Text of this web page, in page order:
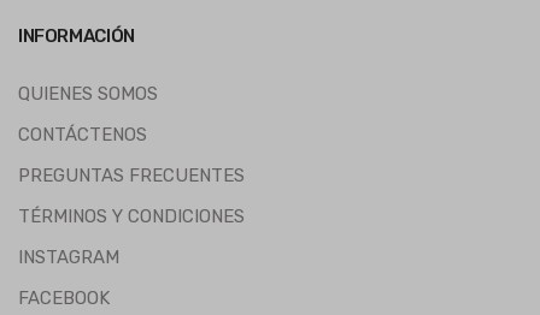
INFORMACIÓN
QUIENES SOMOS
CONTÁCTENOS
PREGUNTAS FRECUENTES
TÉRMINOS Y CONDICIONES
INSTAGRAM
FACEBOOK